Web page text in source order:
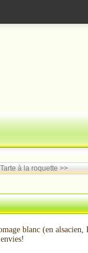
Tarte à la roquette >>
blanc (en alsacien,